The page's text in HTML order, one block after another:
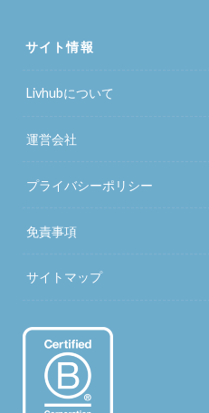
サイト情報
Livhubについて
運営会社
プライバシーポリシー
免責事項
サイトマップ